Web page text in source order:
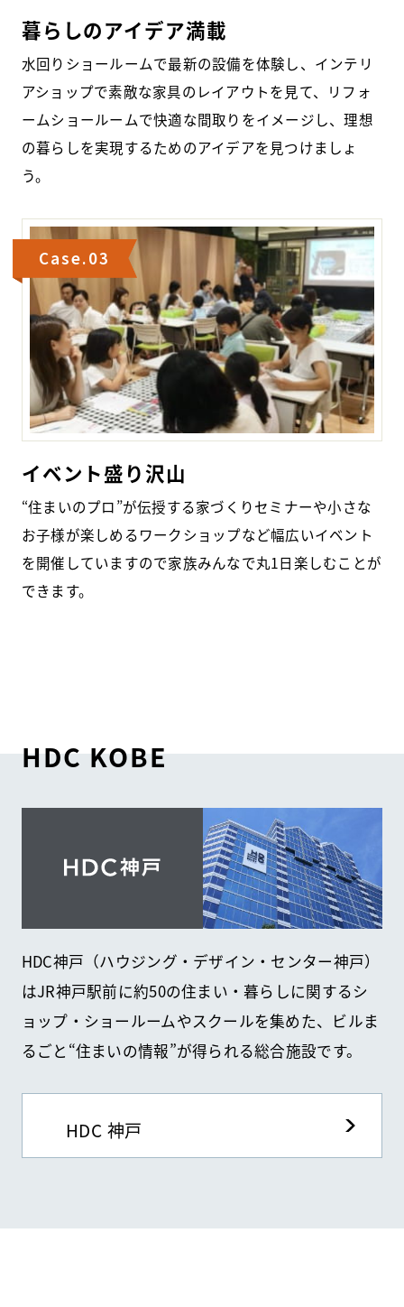
暮らしのアイデア満載
水回りショールームで最新の設備を体験し、インテリ
アショップで素敵な家具のレイアウトを見て、リフォ
ームショールームで快適な間取りをイメージし、理想
の暮らしを実現するためのアイデアを見つけましょ
う。
イベント盛り沢山
“住まいのプロ”が伝授する家づくりセミナーや小さな
お子様が楽しめるワークショップなど幅広いイベント
を開催していますので家族みんなで丸1日楽しむことが
できます。
Case.03
HDC KOBE
HDC神戸（ハウジング・デザイン・センター神戸）
はJR神戸駅前に約50の住まい・暮らしに関するシ
ョップ・ショールームやスクールを集めた、ビルま
るごと“住まいの情報”が得られる総合施設です。
HDC 神戸